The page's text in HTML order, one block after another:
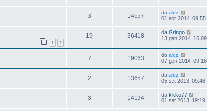
3 14697 da alez
01 apr 2014, 09:55
1 2
19 36418 da Gringo
13 gen 2014, 15:09
7 19063 da alez
07 gen 2014, 09:18
2 13657 da alez
05 set 2013, 09:48
3 14194 da kikko77
01 set 2013, 19:19